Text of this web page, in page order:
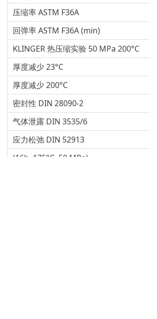
压缩率 ASTM F36A
回弹率 ASTM F36A (min)
KLINGER 热压缩实验 50 MPa 200°C
厚度减少 23°C
厚度减少 200°C
密封性 DIN 28090-2
气体泄露 DIN 3535/6
应力松弛 DIN 52913
(16h, 175°C, 50 MPa)